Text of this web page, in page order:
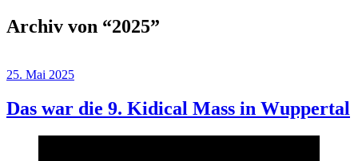
Archiv von “2025”
25. Mai 2025
Das war die 9. Kidical Mass in Wuppertal